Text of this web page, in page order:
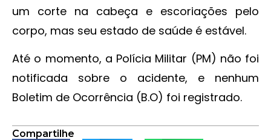
um corte na cabeça e escoriações pelo
corpo, mas seu estado de saúde é estável.
Até o momento, a Polícia Militar (PM) não foi
notificada sobre o acidente, e nenhum
Boletim de Ocorrência (B.O) foi registrado.
Compartilhe